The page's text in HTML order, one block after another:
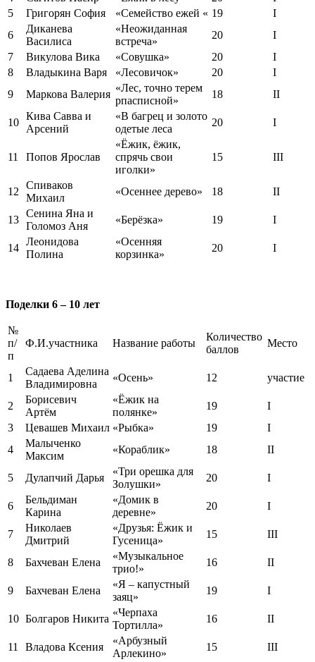
5
Григорян София «Семейство ежей « 19
I
6
Диканева
Василиса
«Неожиданная
встреча»
20
I
7
Викулова Вика «Совушка» 20
I
8
Владыкина Варя «Лесовичок» 20
I
9
Маркова Валерия
«Лес, точно терем
рпасписной»
18 II
10
Кива Савва и
Арсений
«В багрец и золото
одетые леса
20 I
11 Попов Ярослав
«Ёжик, ёжик,
спрячь свои
иголки»
15 III
12
Спиваков
Михаил
«Осеннее дерево» 18 II
13
Сенина Яна и
Голомоз Аня
«Берёзка» 19 I
14
Леонидова
Полина
«Осенняя
корзинка»
20 I
Поделки 6 – 10 лет
№
п/
п
Ф.И.участника Название работы
Количество
баллов
Место
1
Садаева Аделина
Владимировна
«Осень» 12 участие
2
Борисевич
Артём
«Ёжик на
полянке»
19
I
3
Цевашев Михаил «Рыбка» 19
I
4
Малыченко
Максим
«Кораблик» 18 II
5 Дулапчий Дарья
«Три орешка для
Золушки»
20 I
6
Бельдиман
Карина
«Домик в
деревне»
20 I
7
Николаев
Дмитрий
«Друзья: Ёжик и
Гусеница»
15 III
8 Бахчеван Елена
«Музыкальное
трио!»
16 II
9 Бахчеван Елена
«Я – капустный
заяц»
19 I
10 Болгаров Никита
«Черпаха
Тортилла»
16 II
11 Владова Ксения
«Арбузный
Арлекино»
15 III